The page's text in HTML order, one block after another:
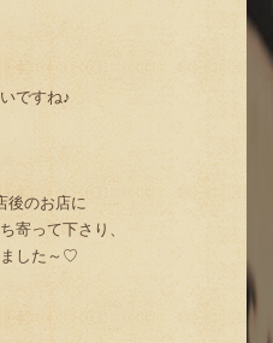
ですね♪
後のお店に
寄って下さり、
ました～♡